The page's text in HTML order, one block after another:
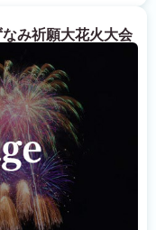
み祈願大花火大会